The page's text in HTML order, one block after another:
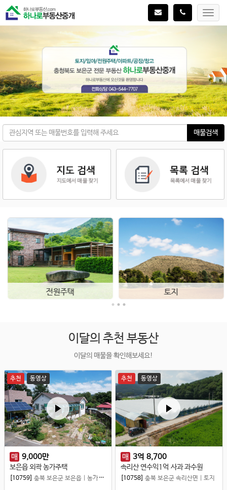
매물검색
전원주택 토지
이달의 추천 부동산
이달의 매물을 확인해보세요!
추천 동영상
매 9,000만
보은읍 외곽 농가주택
[10759] 충북 보은군 보은읍 농가주택
추천 동영상
매 3억 8,700
속리산 연수익1억 사과 과수원
[10758] 충북 보은군 속리산면 토지